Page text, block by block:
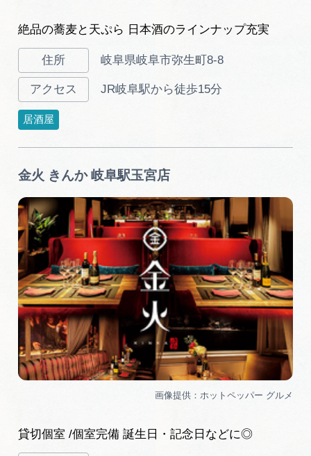
絶品の蕎麦と天ぷら 日本酒のラインナップ充実
岐阜県岐阜市弥生町8-8
JR岐阜駅から徒歩15分
居酒屋
金火 きんか 岐阜駅玉宮店
貸切個室 /個室完備 誕生日・記念日などに◎